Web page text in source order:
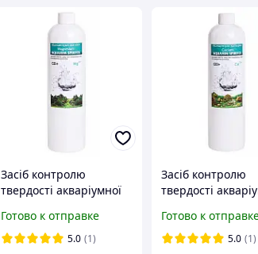
Засіб контролю
твердості акваріумної
Spiritol Концентрат
Магнію - gH+ (Mg2+)
Готово к отправке
5.0 (1)
Засіб контролю
твердості
Spiritol
Кальцію - gH+
Готово к
5.0 (1)